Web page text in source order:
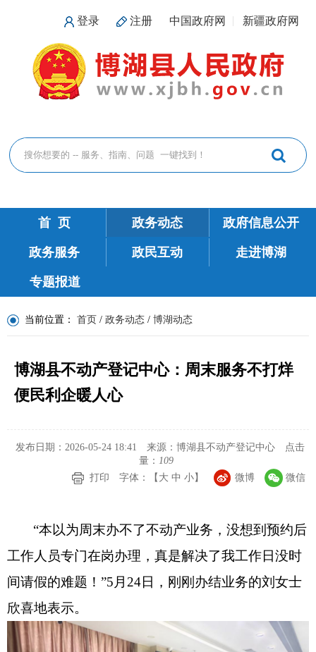
登录 注册 中国政府网 新疆政府网
首 页 政务动态 政府信息公开
政务服务 政民互动 走进博湖
专题报道
当前位置： 首页 / 政务动态 / 博湖动态
博湖县不动产登记中心：周末服务不打烊
便民利企暖人心
发布日期：2026-05-24 18:41 来源：博湖县不动产登记中心
点击
量： 109
打印
字体：【 大 中 小】 微博 微信
“本以为周末办不了不动产业务，没想到预约后
工作人员专门在岗办理，真是解决了我工作日没时
间请假的难题！”5 月 24日，刚刚办结业务的刘女士
欣喜地表示。